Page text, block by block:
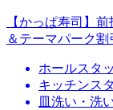
【かっぱ寿司】
＆テーマパーク
ホールスタ
キッチンス
皿洗い・洗